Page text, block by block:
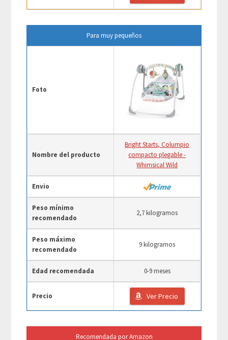
Para muy pequeños
Foto
Nombre del producto
Bright Starts, Columpio
compacto plegable -
Whimsical Wild
Envio
Peso mínimo
recomendado
2,7 kilogramos
Peso máximo
recomendado
9 kilogramos
Edad recomendada 0-9 meses
Precio Ver Precio
Recomendada por Amazon